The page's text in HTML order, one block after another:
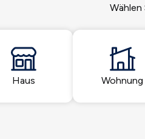
Wählen
Haus Wohnung